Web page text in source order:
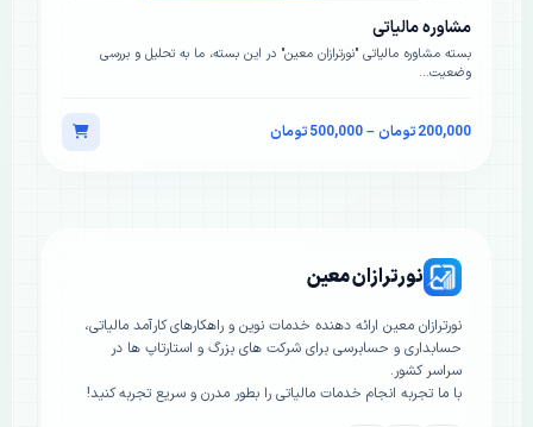
مشاوره مالیاتی
بسته مشاوره مالیاتی "نورترازان معین" در این بسته، ما به تحلیل و بررسی
وضعیت…
200,000تومان–
500,000تومانمحدوده قیمت: 200,000 تومان تا 500,000 تومان
نورترازان معین
نورترازان معین ارائه دهنده خدمات نوین و راهکارهای کارآمد مالیاتی،
حسابداری و حسابرسی برای شرکت های بزرگ و استارتاپ ها در
سراسر کشور.
با ما تجربه انجام خدمات مالیاتی را بطور مدرن و سریع تجربه کنید!